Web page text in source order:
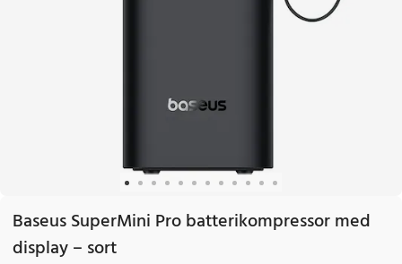
Baseus SuperMini Pro batterikompressor med
display – sort